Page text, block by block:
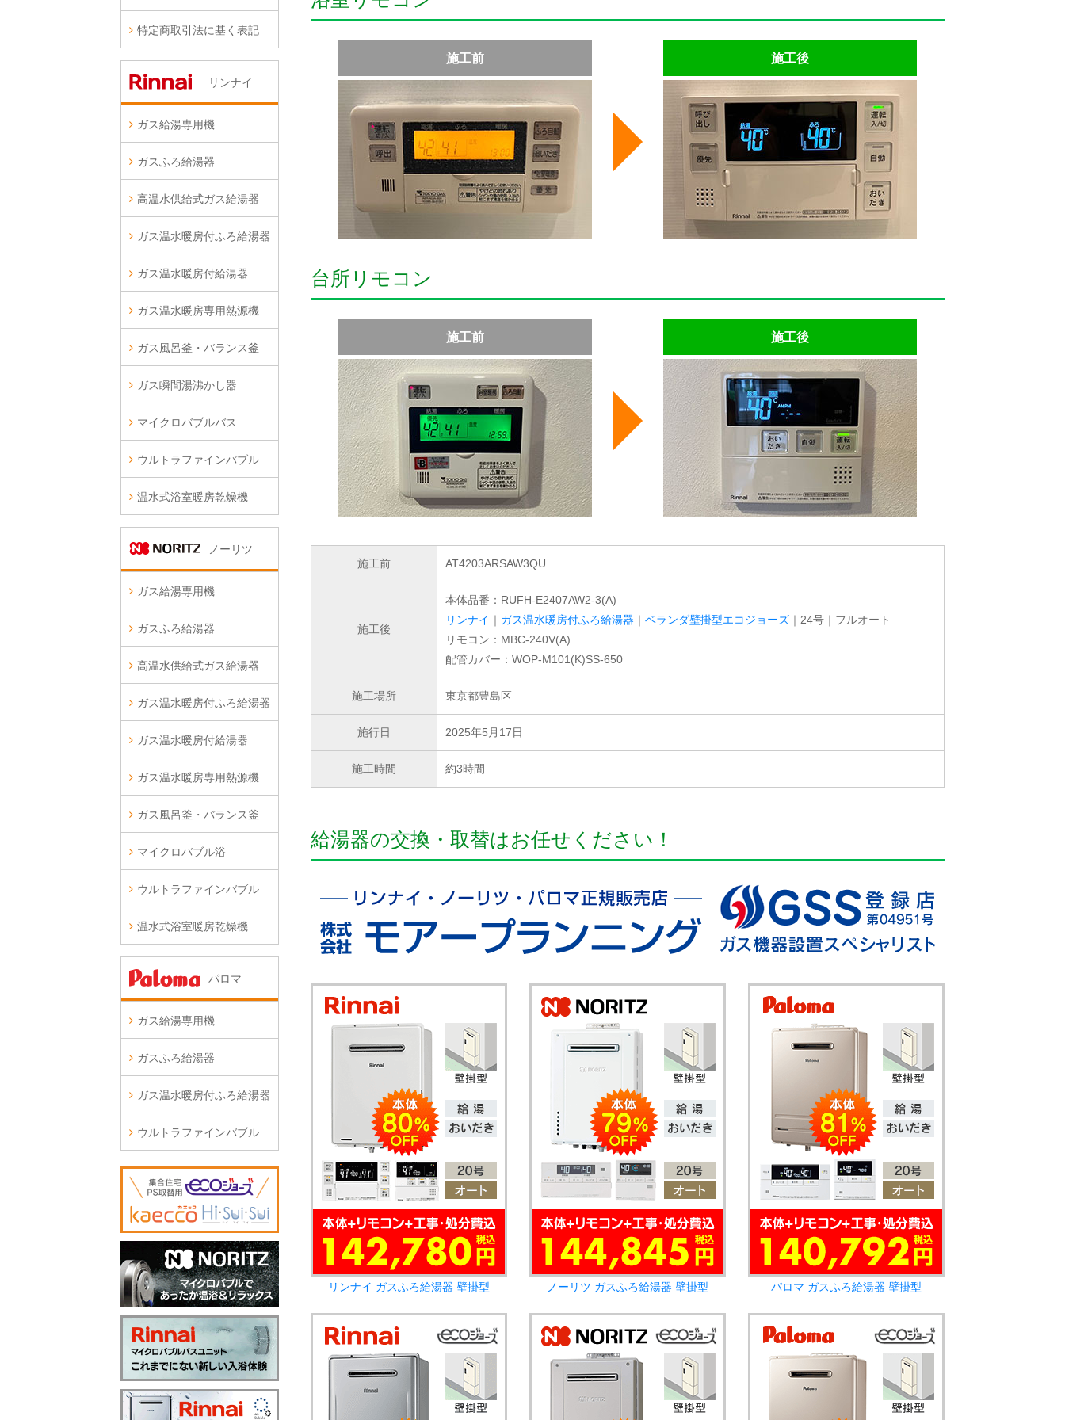
施工前 施工後
台所リモコン
施工前 施工後
施工前 AT4203ARSAW3QU
施工後
本体品番：RUFH-E2407AW2-3(A)
リンナイ ｜ ガス温水暖房付ふろ給湯器 ｜ ベランダ壁掛型エコジョーズ ｜24号｜フルオート
リモコン：MBC-240V(A)
配管カバー：WOP-M101(K)SS-650
施工場所 東京都豊島区
施行日 2025年5月17日
施工時間 約3時間
給湯器の交換・取替はお任せください！
リンナイ ガスふろ給湯器 壁掛型 ノーリツ ガスふろ給湯器 壁掛型 パロマ ガスふろ給湯器 壁掛型
特定商取引法に基く表記
リンナイ
ガス給湯専用機
ガスふろ給湯器
高温水供給式ガス給湯器
ガス温水暖房付ふろ給湯器
ガス温水暖房付給湯器
ガス温水暖房専用熱源機
ガス風呂釜・バランス釜
ガス瞬間湯沸かし器
マイクロバブルバス
ウルトラファインバブル
温水式浴室暖房乾燥機
ノーリツ
ガス給湯専用機
ガスふろ給湯器
高温水供給式ガス給湯器
ガス温水暖房付ふろ給湯器
ガス温水暖房付給湯器
ガス温水暖房専用熱源機
ガス風呂釜・バランス釜
マイクロバブル浴
ウルトラファインバブル
温水式浴室暖房乾燥機
パロマ
ガス給湯専用機
ガスふろ給湯器
ガス温水暖房付ふろ給湯器
ウルトラファインバブル